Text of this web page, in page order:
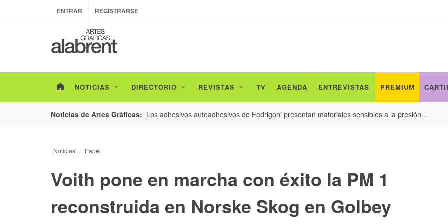
ENTRAR REGISTRARSE
NOTICIAS DIRECTORIO REVISTAS TV AGENDA ENTREVISTAS PREMIUM
Noticias de Artes Gráficas:
de envases con un nuevo estudio de Los adhesivos autoadhesivos de Fedrigoni presentan materiales sensibles a la presión...
Noticias Papel
Voith pone en marcha con éxito la PM 1
reconstruida en Norske Skog en Golbey